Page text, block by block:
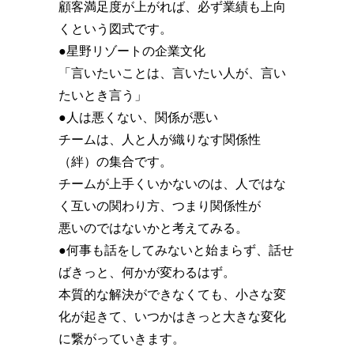
顧客満足度が上がれば、必ず業績も上向
くという図式です。
●星野リゾートの企業文化
「言いたいことは、言いたい人が、言い
たいとき言う」
●人は悪くない、関係が悪い
チームは、人と人が織りなす関係性
（絆）の集合です。
チームが上手くいかないのは、人ではな
く互いの関わり方、つまり関係性が
悪いのではないかと考えてみる。
●何事も話をしてみないと始まらず、話せ
ばきっと、何かが変わるはず。
本質的な解決ができなくても、小さな変
化が起きて、いつかはきっと大きな変化
に繋がっていきます。